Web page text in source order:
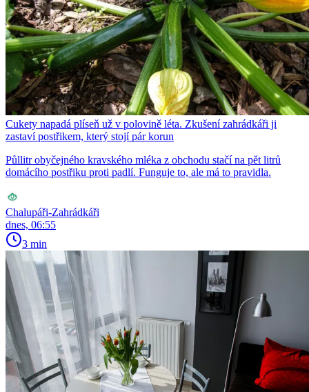
Cukety napadá plíseň už v polovině léta. Zkušení zahrádkáři ji
zastaví postřikem, který stojí pár korun
Půllitr obyčejného kravského mléka z obchodu stačí na pět litrů
domácího postřiku proti padlí. Funguje to, ale má to pravidla.
Chalupáři-Zahrádkáři
dnes, 06:55
3 min